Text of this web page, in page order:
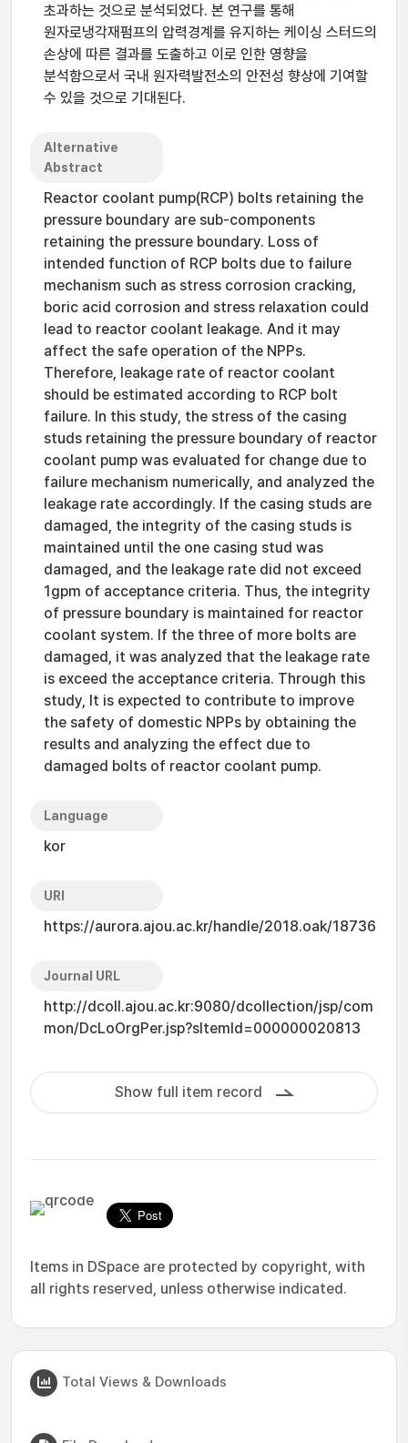
초과하는 것으로 분석되었다. 본 연구를 통해
원자로냉각재펌프의 압력경계를 유지하는 케이싱 스터드의
손상에 따른 결과를 도출하고 이로 인한 영향을
분석함으로서 국내 원자력발전소의 안전성 향상에 기여할
수 있을 것으로 기대된다.
Alternative
Abstract
Reactor coolant pump(RCP) bolts retaining the
pressure boundary are sub-components
retaining the pressure boundary. Loss of
intended function of RCP bolts due to failure
mechanism such as stress corrosion cracking,
boric acid corrosion and stress relaxation could
lead to reactor coolant leakage. And it may
affect the safe operation of the NPPs.
Therefore, leakage rate of reactor coolant
should be estimated according to RCP bolt
failure. In this study, the stress of the casing
studs retaining the pressure boundary of reactor
coolant pump was evaluated for change due to
failure mechanism numerically, and analyzed the
leakage rate accordingly. If the casing studs are
damaged, the integrity of the casing studs is
maintained until the one casing stud was
damaged, and the leakage rate did not exceed
1gpm of acceptance criteria. Thus, the integrity
of pressure boundary is maintained for reactor
coolant system. If the three of more bolts are
damaged, it was analyzed that the leakage rate
is exceed the acceptance criteria. Through this
study, It is expected to contribute to improve
the safety of domestic NPPs by obtaining the
results and analyzing the effect due to
damaged bolts of reactor coolant pump.
Language
kor
URI
https://aurora.ajou.ac.kr/handle/2018.oak/18736
Journal URL
http://dcoll.ajou.ac.kr:9080/dcollection/jsp/com
mon/DcLoOrgPer.jsp?sItemId=000000020813
Show full item record
Items in DSpace are protected by copyright, with
all rights reserved, unless otherwise indicated.
Total Views & Downloads